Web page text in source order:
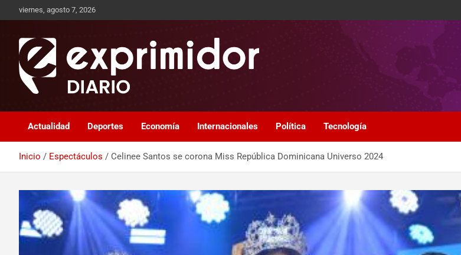
viernes, agosto 7, 2026
Exprimidor media
Actualidad Deportes Economía Internacionales Política Tecnología
Inicio Espectáculos Celinee Santos se corona Miss República Dominicana Universo 2024